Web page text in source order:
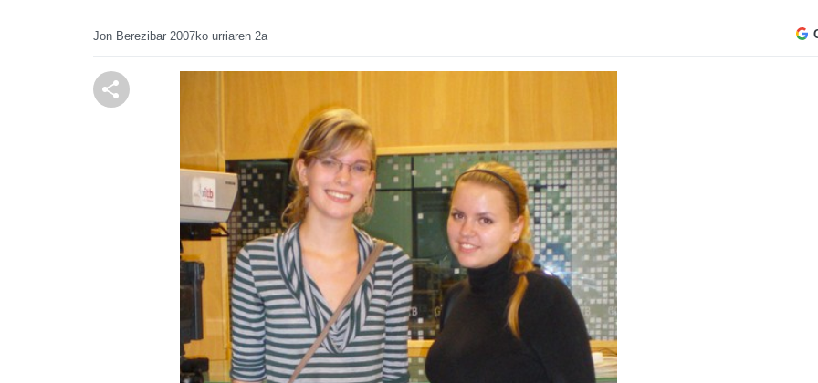
Jon Berezibar 2007ko urriaren 2a